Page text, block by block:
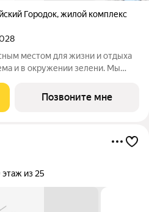
Городок,жилой комплекс
местом для жизни и отдыха
и в окружении зелени. Мы
можно начать свою
жизнь до
Позвоните мне
этаж из 25